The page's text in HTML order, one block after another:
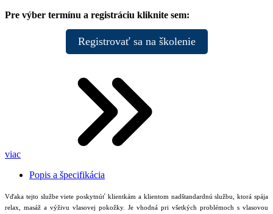
Pre výber termínu a registráciu kliknite sem:
Registrovať sa na školenie
viac
Popis a špecifikácia
Vďaka tejto službe viete poskytnúť klientkám a klientom nadštandardnú službu, ktorá spája
relax, masáž a výživu vlasovej pokožky. Je vhodná pri všetkých problémoch s vlasovou